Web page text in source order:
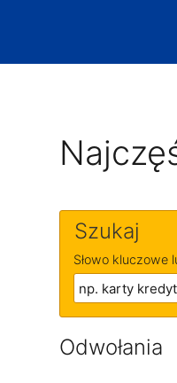
Szukaj
Słowo kluczowe
Odwołania